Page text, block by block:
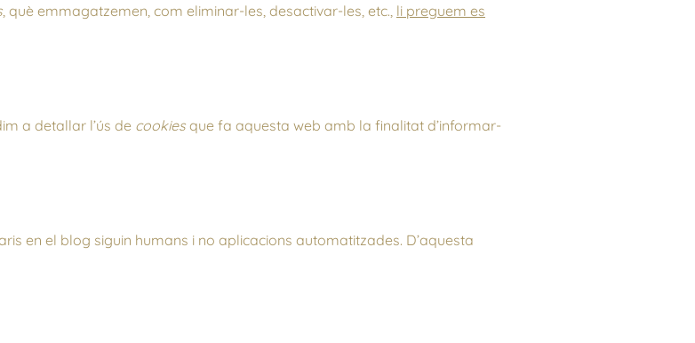
, què emmagatzemen, com eliminar-les, desactivar-les, etc., li preguem es
a detallar l’ús de cookies que fa aquesta web amb la finalitat d’informar-
en el blog siguin humans i no aplicacions automatitzades. D’aquesta